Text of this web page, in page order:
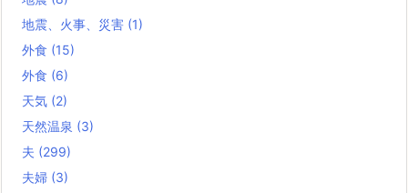
地震、火事、災害 (1)
外食 (15)
外食 (6)
天気 (2)
天然温泉 (3)
夫 (299)
夫婦 (3)